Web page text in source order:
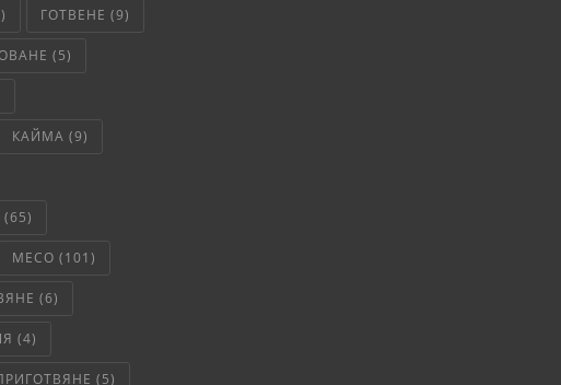
ГОТВЕНЕ (9)
(5)
КАЙМА (9)
(65)
МЕСО (101)
(6)
(4)
(5)